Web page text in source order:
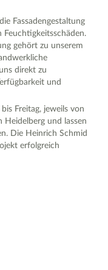
Fassadengestaltung
Feuchtigkeitsschäden.
gehört zu unserem
direkt zu
und
Freitag, jeweils von
Heidelberg und lassen
Die Heinrich Schmid
erfolgreich